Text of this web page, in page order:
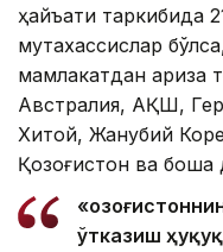
ҳайъати таркибида
мутахассислар
мамлакатдан ариза
Австралия, АҚШ,
Хитой, Жанубий
Қозоғистон ва
ўтказиш